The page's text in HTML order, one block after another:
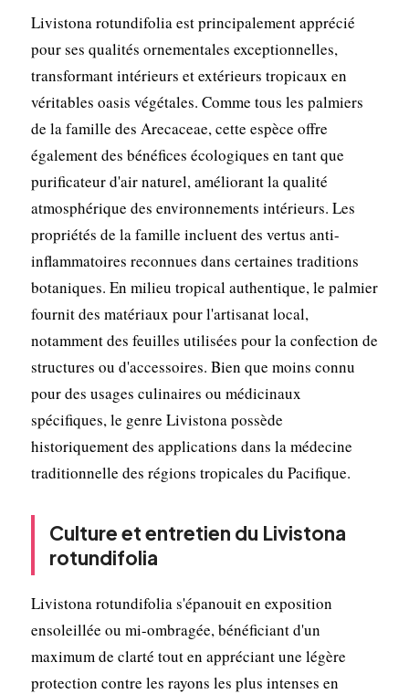
Livistona rotundifolia est principalement apprécié
pour ses qualités ornementales exceptionnelles,
transformant intérieurs et extérieurs tropicaux en
véritables oasis végétales. Comme tous les palmiers
de la famille des Arecaceae, cette espèce offre
également des bénéfices écologiques en tant que
purificateur d'air naturel, améliorant la qualité
atmosphérique des environnements intérieurs. Les
propriétés de la famille incluent des vertus anti-
inflammatoires reconnues dans certaines traditions
botaniques. En milieu tropical authentique, le palmier
fournit des matériaux pour l'artisanat local,
notamment des feuilles utilisées pour la confection de
structures ou d'accessoires. Bien que moins connu
pour des usages culinaires ou médicinaux
spécifiques, le genre Livistona possède
historiquement des applications dans la médecine
traditionnelle des régions tropicales du Pacifique.
Culture et entretien du Livistona
rotundifolia
Livistona rotundifolia s'épanouit en exposition
ensoleillée ou mi-ombragée, bénéficiant d'un
maximum de clarté tout en appréciant une légère
protection contre les rayons les plus intenses en